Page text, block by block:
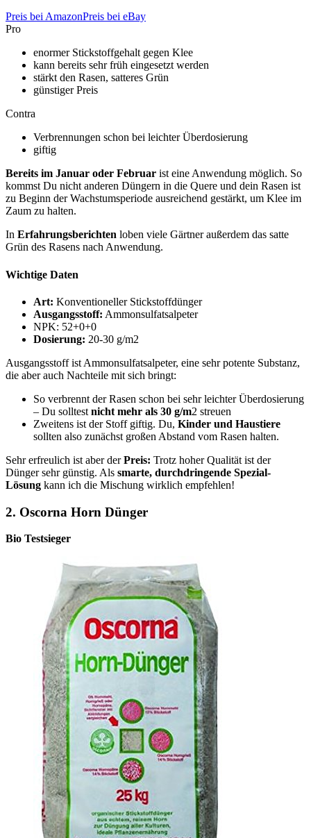
Preis bei AmazonPreis bei eBay
Pro
enormer Stickstoffgehalt gegen Klee
kann bereits sehr früh eingesetzt werden
stärkt den Rasen, satteres Grün
günstiger Preis
Contra
Verbrennungen schon bei leichter Überdosierung
giftig
Bereits im Januar oder Februar ist eine Anwendung möglich. So
kommst Du nicht anderen Düngern in die Quere und dein Rasen ist
zu Beginn der Wachstumsperiode ausreichend gestärkt, um Klee im
Zaum zu halten.
In Erfahrungsberichten loben viele Gärtner außerdem das satte
Grün des Rasens nach Anwendung.
Wichtige Daten
Art: Konventioneller Stickstoffdünger
Ausgangsstoff: Ammonsulfatsalpeter
NPK: 52+0+0
Dosierung: 20-30 g/m2
Ausgangsstoff ist Ammonsulfatsalpeter, eine sehr potente Substanz,
die aber auch Nachteile mit sich bringt:
So verbrennt der Rasen schon bei sehr leichter Überdosierung
– Du solltest nicht mehr als 30 g/m2 streuen
Zweitens ist der Stoff giftig. Du, Kinder und Haustiere
sollten also zunächst großen Abstand vom Rasen halten.
Sehr erfreulich ist aber derPreis: Trotz hoher Qualität ist der
Dünger sehr günstig. Als smarte, durchdringende Spezial-
Lösung kann ich die Mischung wirklich empfehlen!
2. Oscorna Horn Dünger
Bio Testsieger